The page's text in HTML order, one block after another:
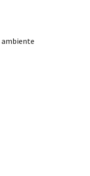
ambiente